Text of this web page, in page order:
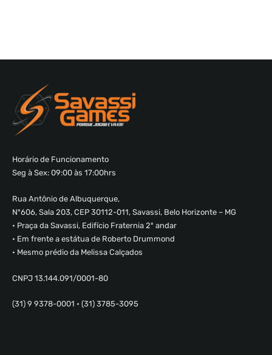
Horário de Funcionamento
Seg à Sex: 09:00 às 17:00hrs
Rua Antônio de Albuquerque,
Nº606, Sala 203, CEP 30112-011, Savassi, Belo Horizonte – MG
• Praça da Savassi, Edifício Fraternia 2º andar
• Em frente a estátua de Roberto Drummond
• Mesmo prédio da Melissa Calçados
CNPJ 13.144.091/0001-80
(31) 9 9378-0001 • (31) 3785-3095